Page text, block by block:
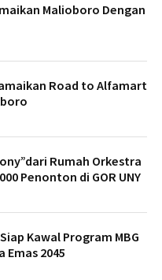
Malioboro Dengan
Road to Alfamart
Rumah Orkestra
Penonton di GOR UNY
Siap Kawal Program MBG
Emas 2045